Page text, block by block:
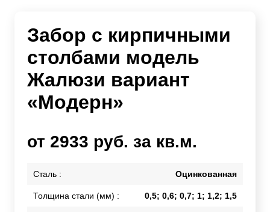
Забор с кирпичными
столбами модель
Жалюзи вариант
«Модерн»
от 2933 руб. за кв.м.
Сталь : Оцинкованная
Толщина стали (мм) : 0,5; 0,6; 0,7; 1; 1,2; 1,5